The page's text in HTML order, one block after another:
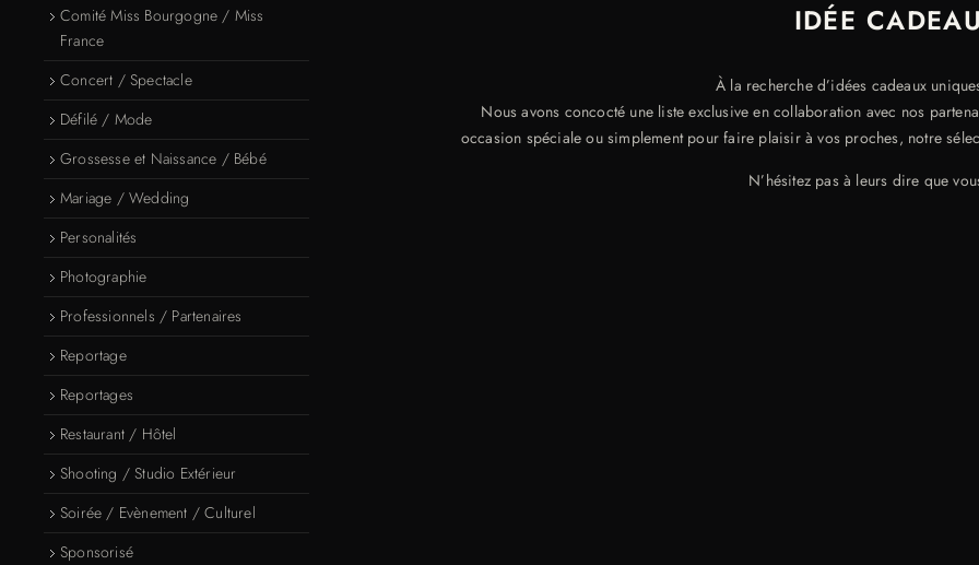
IDÉE
À la recherche d’idées cadeaux
Nous avons concocté une liste exclusive en collaboration avec nos
occasion spéciale ou simplement pour faire plaisir à vos proches, notre
N’hésitez pas à leurs dire que
Comité Miss Bourgogne / Miss
France
Concert / Spectacle
Défilé / Mode
Grossesse et Naissance / Bébé
Mariage / Wedding
Personalités
Photographie
Professionnels / Partenaires
Reportage
Reportages
Restaurant / Hôtel
Shooting / Studio Extérieur
Soirée / Evènement / Culturel
Sponsorisé